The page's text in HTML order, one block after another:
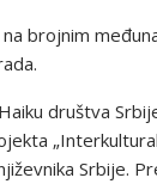
brojnim
društva
Srbije.